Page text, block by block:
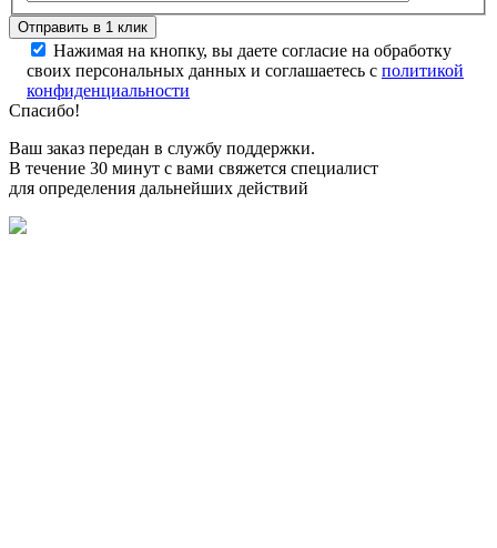
Нажимая на кнопку, вы даете согласие на обработку
своих персональных данных и соглашаетесь с политикой
конфиденциальности
Спасибо!
Ваш заказ передан в службу поддержки.
В течение 30 минут с вами свяжется специалист
для определения дальнейших действий